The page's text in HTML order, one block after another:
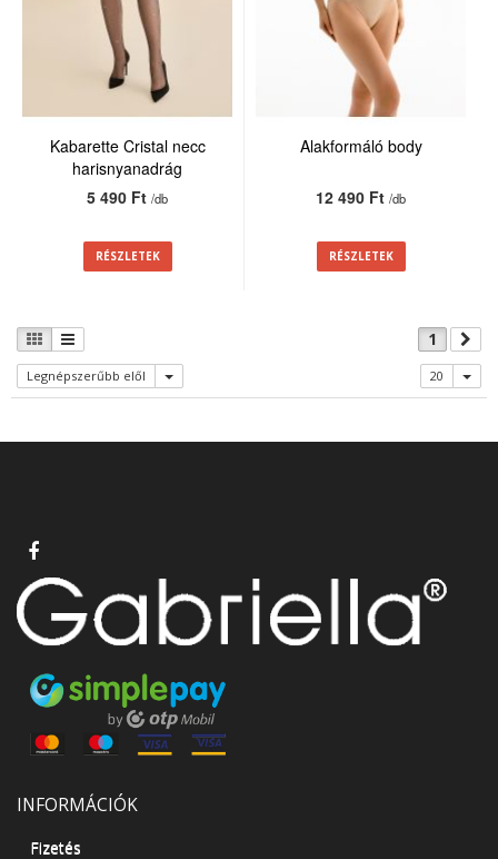
Kabarette Cristal necc
harisnyanadrág
5 490 Ft/db
RÉSZLETEK
Alakformáló body
12 490 Ft/db
RÉSZLETEK
1
Legnépszerűbb elől 20
INFORMÁCIÓK
Fizetés